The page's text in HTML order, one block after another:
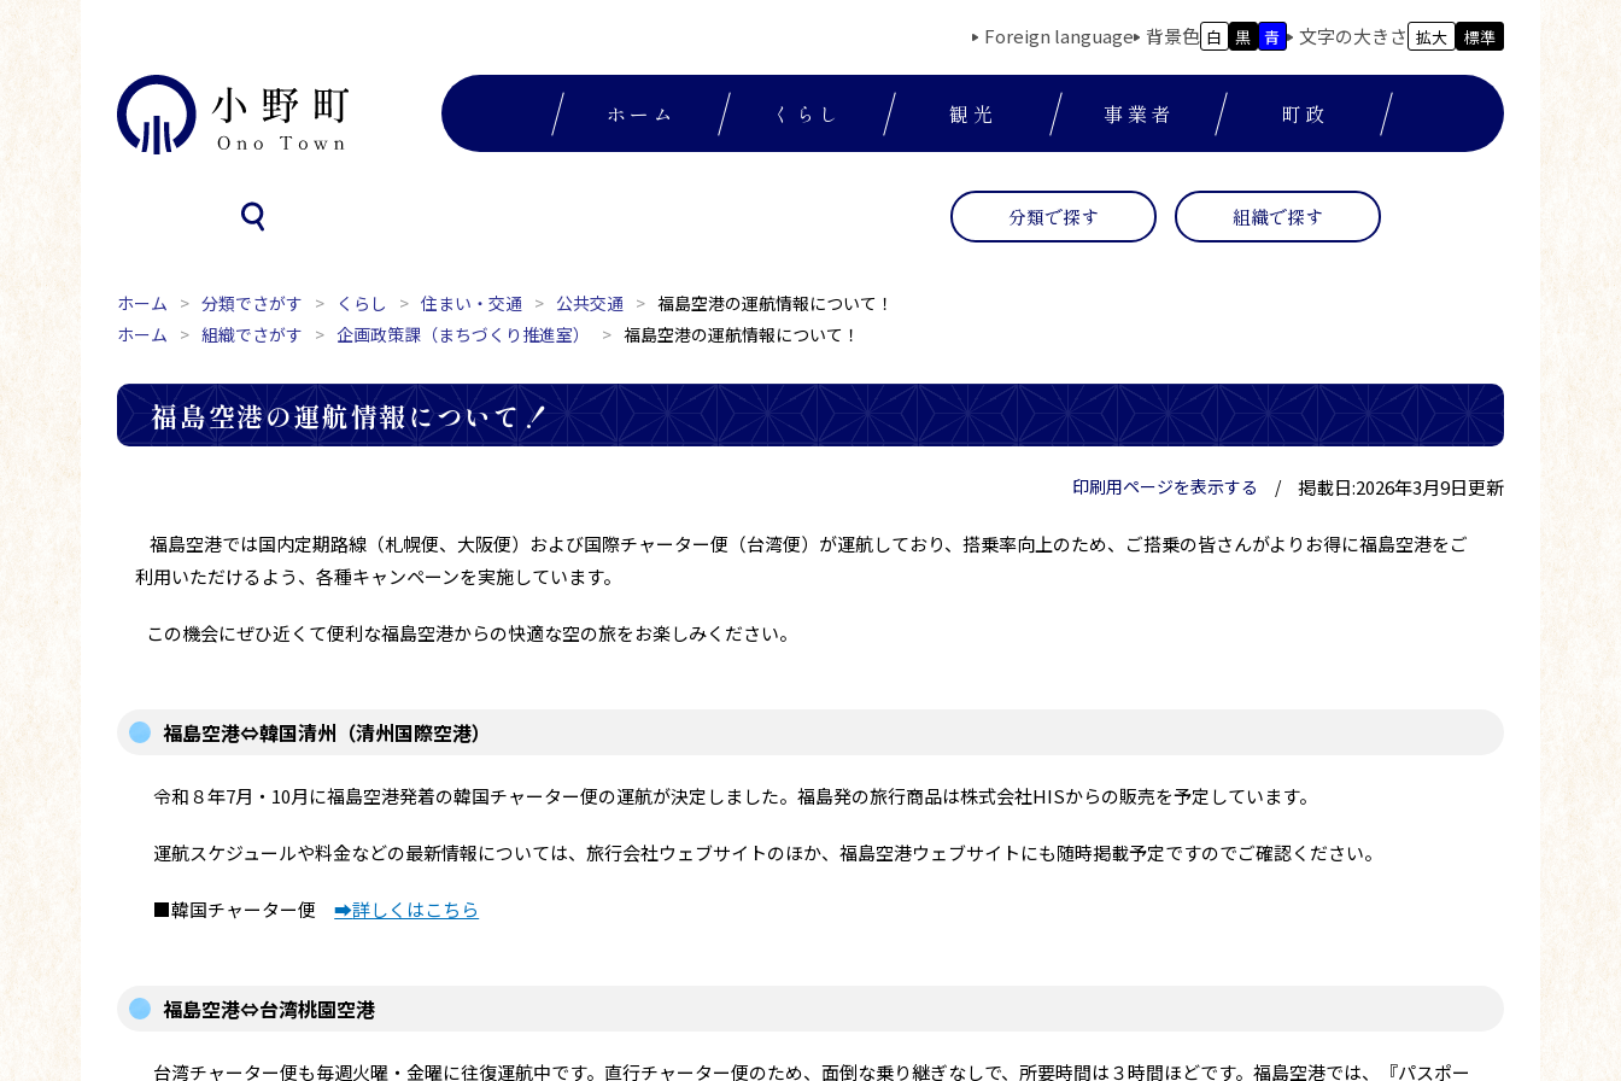
Foreign language 背景色 白 黒 青 文字の大きさ 拡大 標準
ホーム くらし 観光 事業者 町政
分類で探す 組織で探す
ホーム 分類でさがす くらし 住まい・交通 公共交通
福島空港の運航情報について！
ホーム
組織でさがす 企画政策課（まちづくり推進室） 福島空港の運航情報について！
福島空港の運航情報について！
印刷用ページを表示する 掲載日:2026年3月9日更新
福島空港では国内定期路線（札幌便、大阪便）および国際チャーター便（台湾便）が運航しており、搭乗率向上のため、ご搭乗の皆さんがよりお得に福島空港をご
利用いただけるよう、各種キャンペーンを実施しています。
この機会にぜひ近くて便利な福島空港からの快適な空の旅をお楽しみください。
福島空港⇔韓国清州（清州国際空港）
令和８年7月・10月に福島空港発着の韓国チャーター便の運航が決定しました。福島発の旅行商品は株式会社HISからの販売を予定しています。
運航スケジュールや料金などの最新情報については、旅行会社ウェブサイトのほか、福島空港ウェブサイトにも随時掲載予定ですのでご確認ください。
■韓国チャーター便➡詳しくはこちら
福島空港⇔台湾桃園空港
台湾チャーター便も毎週火曜・金曜に往復運航中です。直行チャーター便のため、面倒な乗り継ぎなしで、所要時間は３時間ほどです。福島空港では、『パスポー